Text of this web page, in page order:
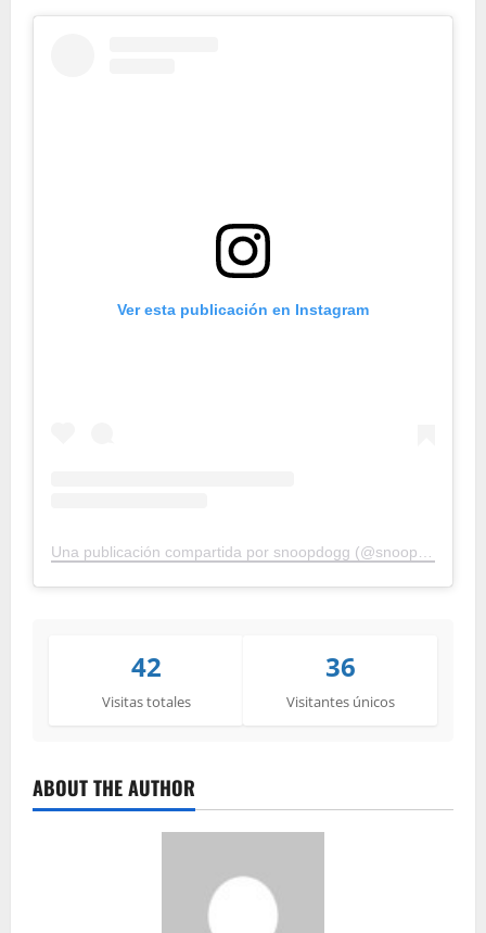
Ver esta publicación en Instagram
42
Visitas totales
36
Visitantes únicos
ABOUT THE AUTHOR